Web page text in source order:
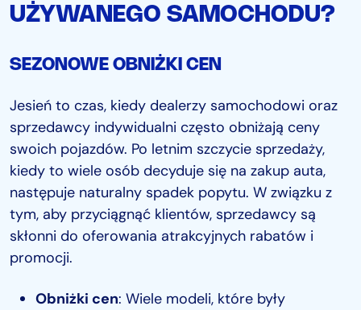
UŻYWANEGO SAMOCHODU?
SEZONOWE OBNIŻKI CEN
Jesień to czas, kiedy dealerzy samochodowi oraz
sprzedawcy indywidualni często obniżają ceny
swoich pojazdów. Po letnim szczycie sprzedaży,
kiedy to wiele osób decyduje się na zakup auta,
następuje naturalny spadek popytu. W związku z
tym, aby przyciągnąć klientów, sprzedawcy są
skłonni do oferowania atrakcyjnych rabatów i
promocji.
Obniżki cen: Wiele modeli, które były